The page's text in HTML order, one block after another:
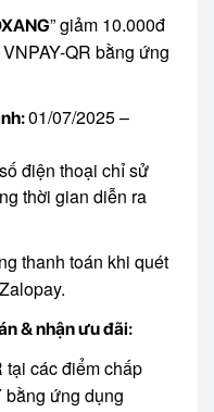
” giảm 10.000đ
QR bằng ứng
01/07/2025 –
điện thoại chỉ sử
thời gian diễn ra
thanh toán khi quét
& nhận ưu đãi:
tại các điểm chấp
bằng ứng dụng